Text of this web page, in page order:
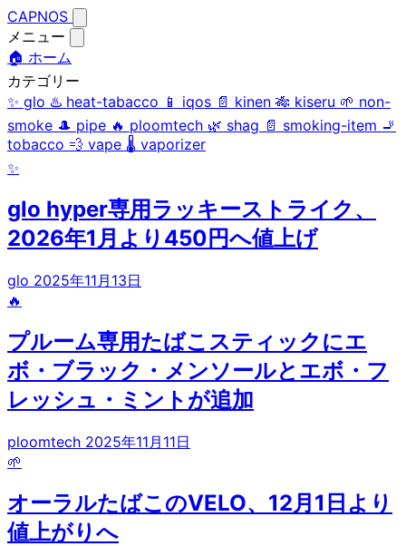
CAPNOS
メニュー
🏠 ホーム
カテゴリー
✨ glo ♨️ heat-tabacco 📱 iqos 📄 kinen 🎋 kiseru 🌱 non-
smoke 🎩 pipe 🔥 ploomtech 🌿 shag 📄 smoking-item 🚬
tobacco 💨 vape 🌡️ vaporizer
✨
glo hyper専用ラッキーストライク、
2026年1月より450円へ値上げ
glo 2025年11月13日
🔥
プルーム専用たばこスティックにエ
ボ・ブラック・メンソールとエボ・フ
レッシュ・ミントが追加
ploomtech 2025年11月11日
🌱
オーラルたばこのVELO、12月1日より
値上がりへ